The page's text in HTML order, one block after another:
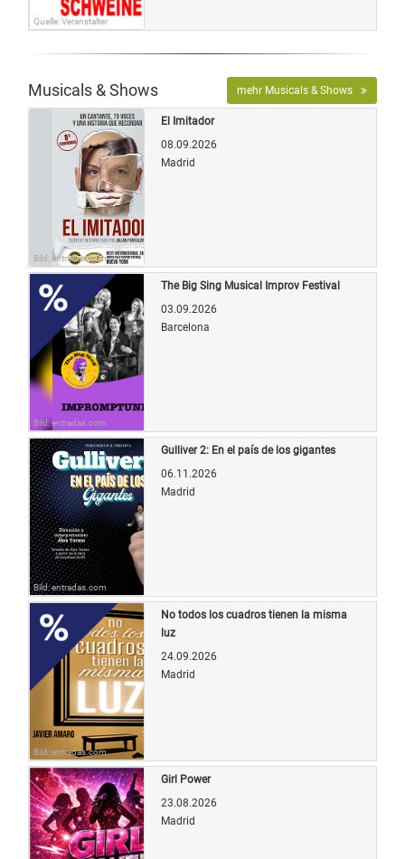
Quelle: Veranstalter
Musicals & Shows mehr Musicals & Shows
Bild: entradas.com
El Imitador
08.09.2026
Madrid
Bild: entradas.com
The Big Sing Musical Improv Festival
03.09.2026
Barcelona
Bild: entradas.com
Gulliver 2: En el país de los gigantes
06.11.2026
Madrid
Bild: entradas.com
No todos los cuadros tienen la misma
luz
24.09.2026
Madrid
Girl Power
23.08.2026
Madrid